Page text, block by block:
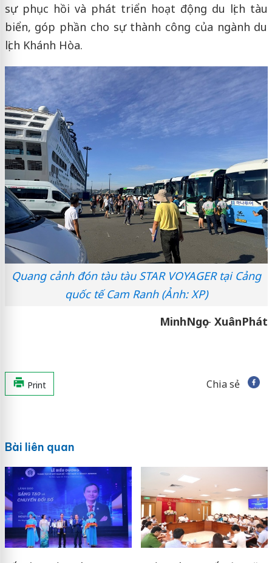
sự phục hồi và phát triển hoạt động du lịch tàu
biển, góp phần cho sự thành công của ngành du
lịch Khánh Hòa.
Quang cảnh đón tàu tàu STAR VOYAGER tại Cảng
quốc tế Cam Ranh (Ảnh: XP)
MinhNgọc- XuânPhát
Print Chia sẻ
Bài liên quan